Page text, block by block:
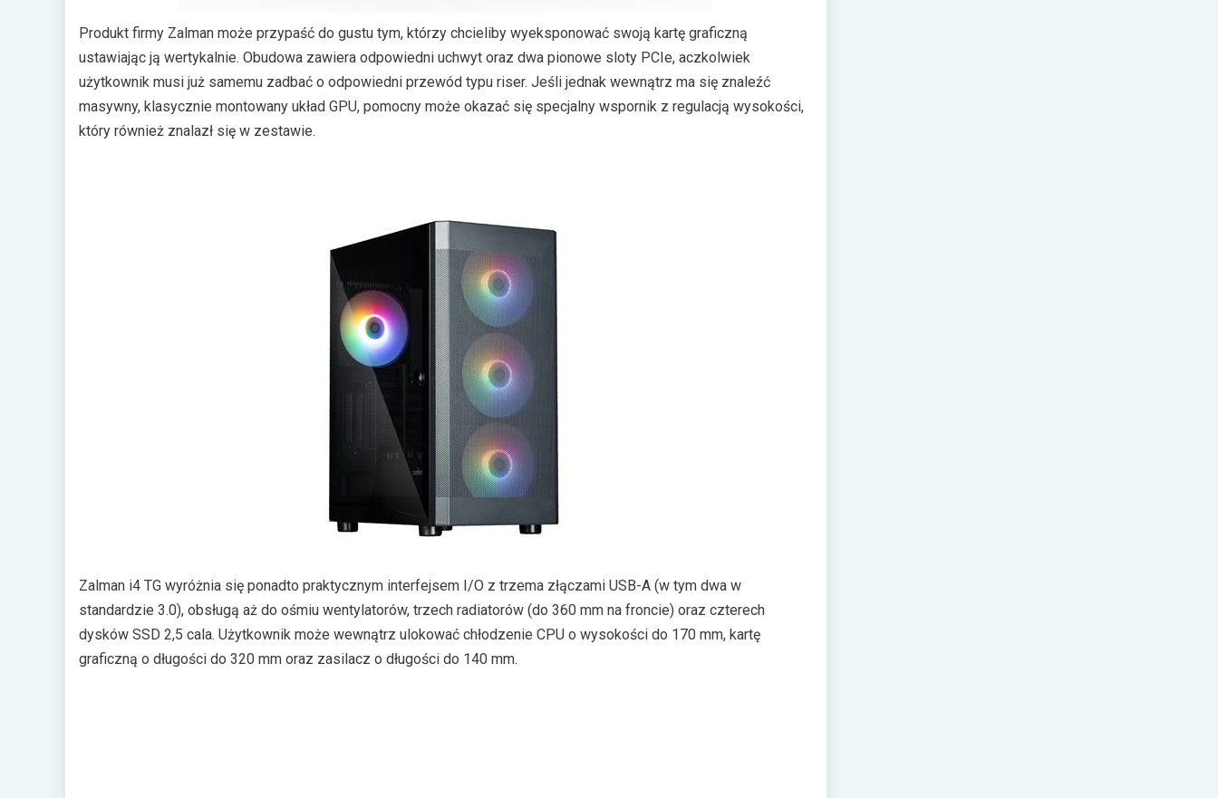
Produkt firmy Zalman może przypaść do gustu tym, którzy chcieliby wyeksponować swoją kartę graficzną
ustawiając ją wertykalnie. Obudowa zawiera odpowiedni uchwyt oraz dwa pionowe sloty PCIe, aczkolwiek
użytkownik musi już samemu zadbać o odpowiedni przewód typu riser. Jeśli jednak wewnątrz ma się znaleźć
masywny, klasycznie montowany układ GPU, pomocny może okazać się specjalny wspornik z regulacją wysokości,
który również znalazł się w zestawie.
Zalman i4 TG wyróżnia się ponadto praktycznym interfejsem I/O z trzema złączami USB-A (w tym dwa w
standardzie 3.0), obsługą aż do ośmiu wentylatorów, trzech radiatorów (do 360 mm na froncie) oraz czterech
dysków SSD 2,5 cala. Użytkownik może wewnątrz ulokować chłodzenie CPU o wysokości do 170 mm, kartę
graficzną o długości do 320 mm oraz zasilacz o długości do 140 mm.